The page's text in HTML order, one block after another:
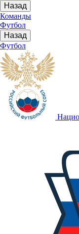
Назад
Команды
Футбол
Назад
Футбол